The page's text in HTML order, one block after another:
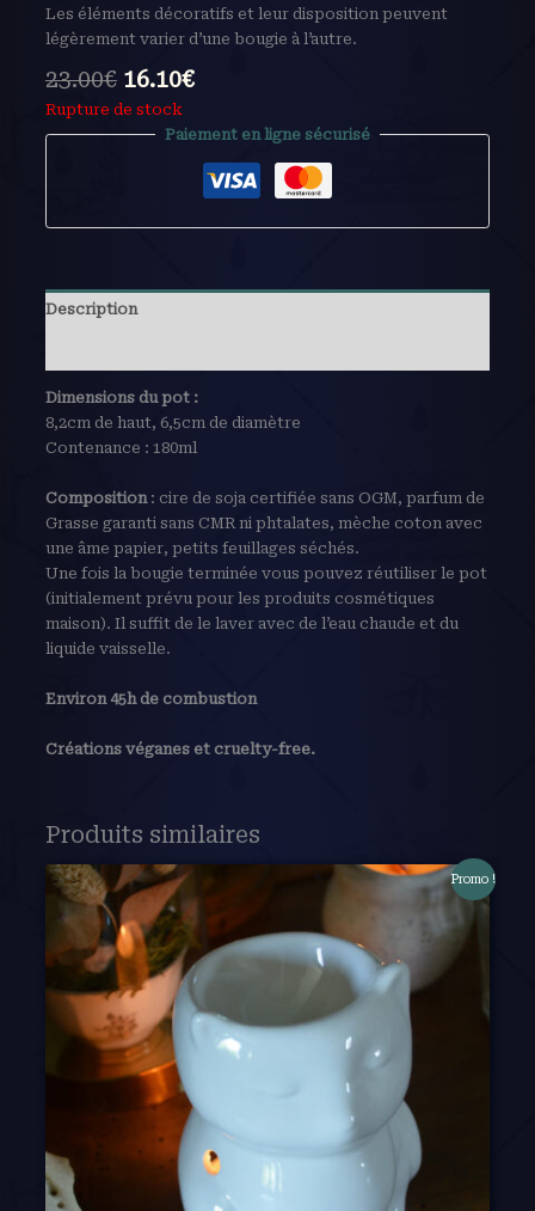
Les éléments décoratifs et leur disposition peuvent
légèrement varier d’une bougie à l’autre.
23.00€ 16.10€
Rupture de stock
Paiement en ligne sécurisé
Description
Dimensions du pot :
8,2cm de haut, 6,5cm de diamètre
Contenance : 180ml
Composition: cire de soja certifiée sans OGM, parfum de
Grasse garanti sans CMR ni phtalates, mèche coton avec
une âme papier, petits feuillages séchés.
Une fois la bougie terminée vous pouvez réutiliser le pot
(initialement prévu pour les produits cosmétiques
maison). Il suffit de le laver avec de l’eau chaude et du
liquide vaisselle.
Environ 45h de combustion
Créations véganes et cruelty-free.
Produits similaires
Promo !